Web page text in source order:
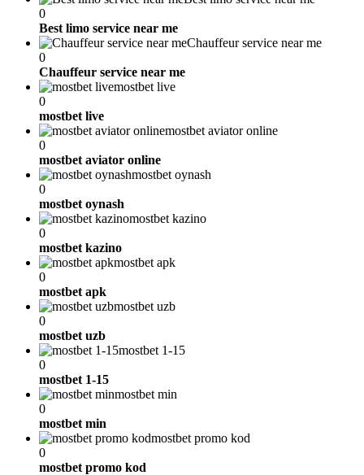
0
Best limo service near me
Chauffeur service near me
0
Chauffeur service near me
mostbet live
0
mostbet live
mostbet aviator online
0
mostbet aviator online
mostbet oynash
0
mostbet oynash
mostbet kazino
0
mostbet kazino
mostbet apk
0
mostbet apk
mostbet uzb
0
mostbet uzb
mostbet 1-15
0
mostbet 1-15
mostbet min
0
mostbet min
mostbet promo kod
0
mostbet promo kod